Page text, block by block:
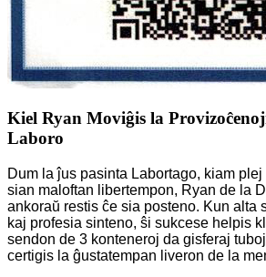
Kiel Ryan Moviĝis la
Laboro
Dum la ĵus pasinta Labortago, kiam
sian maloftan libertempon, Ryan de la
ankoraŭ restis ĉe sia posteno. Kun alta
kaj profesia sinteno, ŝi sukcese helpis
sendon de 3 konteneroj da gisferaj
certigis la ĝustatempan liveron de la